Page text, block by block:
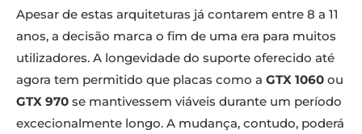
Apesar de estas arquiteturas já contarem entre 8 a 11
anos, a decisão marca o fim de uma era para muitos
utilizadores. A longevidade do suporte oferecido até
agora tem permitido que placas como a GTX 1060 ou
GTX 970 se mantivessem viáveis durante um período
excecionalmente longo. A mudança, contudo, poderá